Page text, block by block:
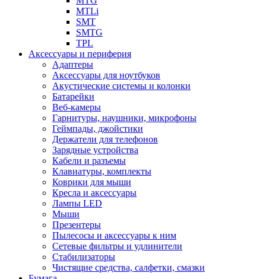
MTLi
SMT
SMTG
TPL
Аксессуары и периферия
Адаптеры
Аксессуары для ноутбуков
Акустические системы и колонки
Батарейки
Веб-камеры
Гарнитуры, наушники, микрофоны
Геймпады, джойстики
Держатели для телефонов
Зарядные устройства
Кабели и разъемы
Клавиатуры, комплекты
Коврики для мыши
Кресла и аксессуары
Лампы LED
Мыши
Презентеры
Пылесосы и аксессуары к ним
Сетевые фильтры и удлинители
Стабилизаторы
Чистящие средства, салфетки, смазки